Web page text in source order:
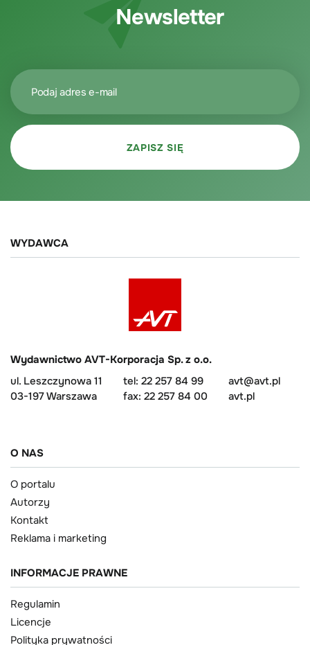
Newsletter
WYDAWCA
Wydawnictwo AVT-Korporacja Sp. z o.o.
ul. Leszczynowa 11
03-197 Warszawa
tel: 22 257 84 99
fax: 22 257 84 00
avt@avt.pl
avt.pl
O NAS
O portalu
Autorzy
Kontakt
Reklama i marketing
INFORMACJE PRAWNE
Regulamin
Licencje
Polityka prywatności